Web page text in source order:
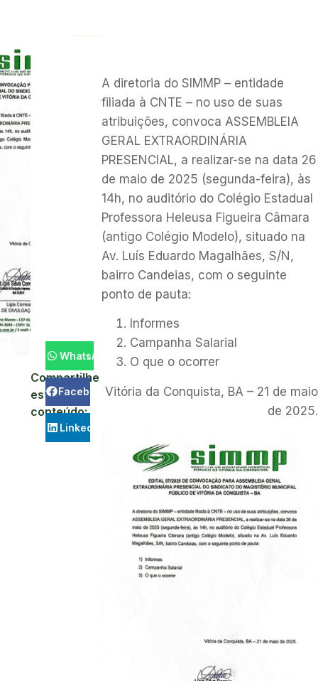
Compartilhe
este
conteúdo:
WhatsApp
Facebook
LinkedIn
A diretoria do SIMMP – entidade
filiada à CNTE – no uso de suas
atribuições, convoca ASSEMBLEIA
GERAL EXTRAORDINÁRIA
PRESENCIAL, a realizar-se na data 26
de maio de 2025 (segunda-feira), às
14h, no auditório do Colégio Estadual
Professora Heleusa Figueira Câmara
(antigo Colégio Modelo), situado na
Av. Luís Eduardo Magalhães, S/N,
bairro Candeias, com o seguinte
ponto de pauta:
Informes
Campanha Salarial
O que o ocorrer
Vitória da Conquista, BA – 21 de maio
de 2025.